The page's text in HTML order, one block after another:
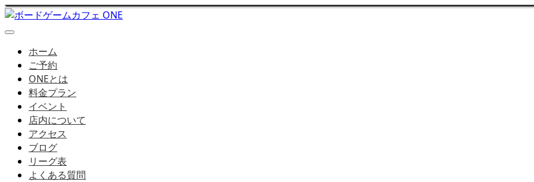
ホーム
ご予約
ONEとは
料金プラン
イベント
店内について
アクセス
ブログ
リーグ表
よくある質問